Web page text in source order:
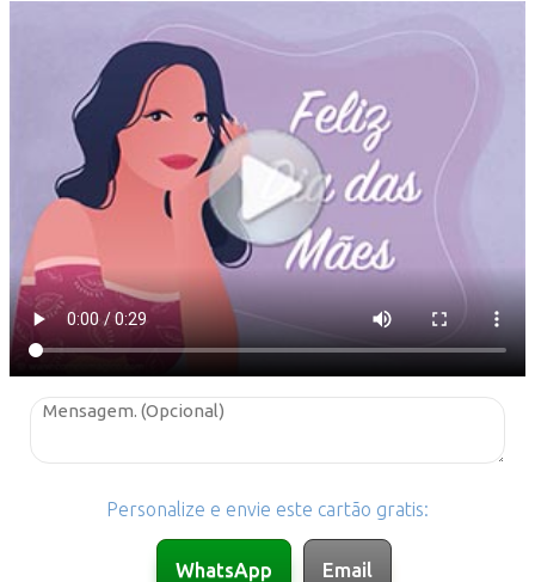
Personalize e envie este cartão gratis: